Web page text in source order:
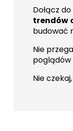
Dołącz
trendów
budować
Nie
poglądów
Nie czekaj,